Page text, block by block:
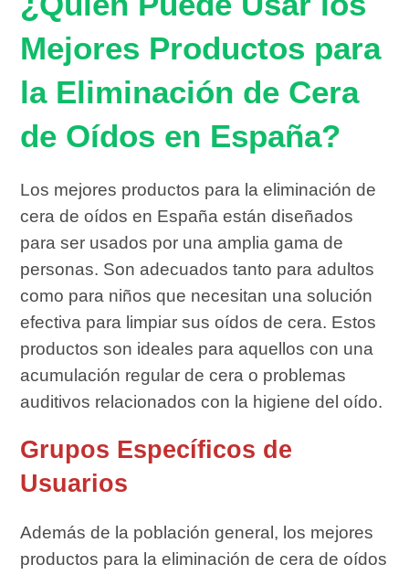
Mejores Productos para
la Eliminación de Cera
de Oídos en España?
Los mejores productos para la eliminación de
cera de oídos en España están diseñados
para ser usados por una amplia gama de
personas. Son adecuados tanto para adultos
como para niños que necesitan una solución
efectiva para limpiar sus oídos de cera. Estos
productos son ideales para aquellos con una
acumulación regular de cera o problemas
auditivos relacionados con la higiene del oído.
Grupos Específicos de
Usuarios
Además de la población general, los mejores
productos para la eliminación de cera de oídos